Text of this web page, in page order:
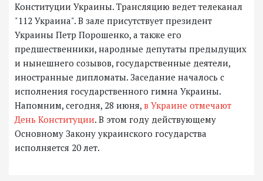
Конституции Украины. Трансляцию ведет телеканал
"112 Украина". В зале присутствует президент
Украины Петр Порошенко, а также его
предшественники, народные депутаты предыдущих
и нынешнего созывов, государственные деятели,
иностранные дипломаты. Заседание началось с
исполнения государственного гимна Украины.
Напомним, сегодня, 28 июня, в Украине отмечают
День Конституции. В этом году действующему
Основному Закону украинского государства
исполняется 20 лет.